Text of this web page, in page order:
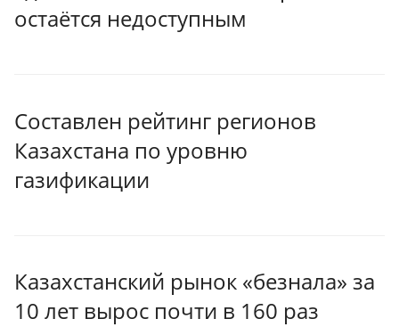
остаётся недоступным
Составлен рейтинг регионов
Казахстана по уровню
газификации
Казахстанский рынок «безнала» за
10 лет вырос почти в 160 раз